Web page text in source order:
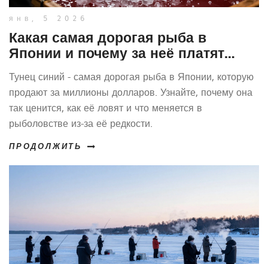
янв, 5 2026
Какая самая дорогая рыба в
Японии и почему за неё платят
десятки тысяч долларов
Тунец синий - самая дорогая рыба в Японии, которую
продают за миллионы долларов. Узнайте, почему она
так ценится, как её ловят и что меняется в
рыболовстве из-за её редкости.
ПРОДОЛЖИТЬ